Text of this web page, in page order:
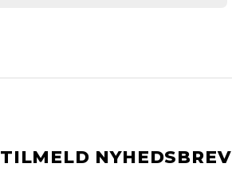
TILMELD NYHEDSBREV